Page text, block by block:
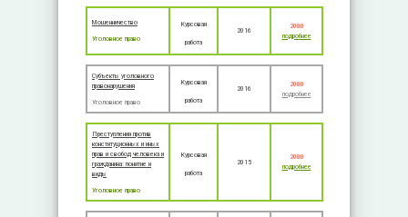
Мошенничество
Уголовное право
Курсовая
работа
2016
2000
подробнее
Субъекты уголовного
правонарушения
Уголовное право
Курсовая
работа
2016
2000
подробнее
Преступления против
конституционных и иных
прав и свобод человека и
гражданина: понятие и
виды
Уголовное право
Курсовая
работа
2015
2000
подробнее